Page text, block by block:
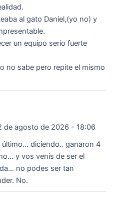
al gato Daniel,(yo no) y
un equipo serio fuerte
no sabe pero repite el mismo
de agosto de 2026 - 18:06
diciendo.. ganaron 4
y vos venis de ser el
no podes ser tan
No.